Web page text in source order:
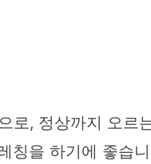
로, 정상까지 오르
칭을 하기에 좋습